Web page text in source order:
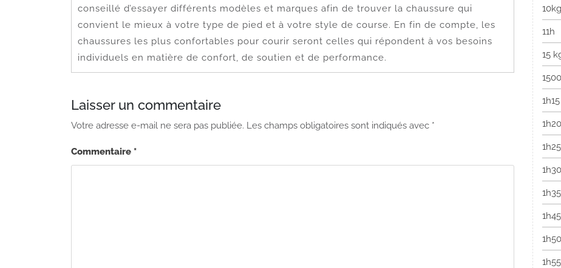
conseillé d’essayer différents modèles et marques afin de trouver la chaussure qui
convient le mieux à votre type de pied et à votre style de course. En fin de compte, les
chaussures les plus confortables pour courir seront celles qui répondent à vos besoins
individuels en matière de confort, de soutien et de performance.
Laisser un commentaire
Votre adresse e-mail ne sera pas publiée. Les champs obligatoires sont indiqués avec *
Commentaire *
10kg
11h
15
1h15
1h20
1h25
1h30
1h35
1h45
1h50
1h55